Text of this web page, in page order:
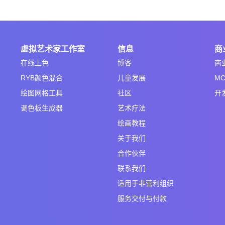
虚拟艺术家工作室
在线上色
RYB颜色混合
绘图网格工具
调色板生成器
信息
博客
儿童发展
社区
艺术疗法
绘画教程
关于我们
合作伙伴
联系我们
适用于非营利组织
服务交付与付款
商
商
开